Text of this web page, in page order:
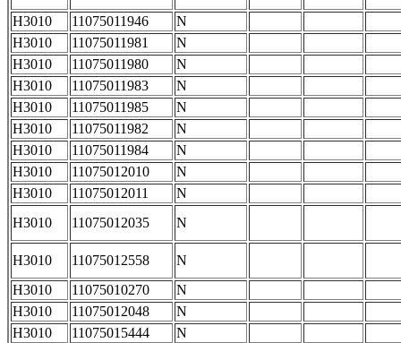
H3010
11075011946
N
H3010
11075011981
N
H3010
11075011980
N
H3010
11075011983
N
H3010
11075011985
N
H3010
11075011982
N
H3010
11075011984
N
H3010
11075012010
N
H3010
11075012011
N
H3010
11075012035 N
H3010 11075012558
N
H3010
11075010270
N
H3010
11075012048
N
H3010
11075015444
N